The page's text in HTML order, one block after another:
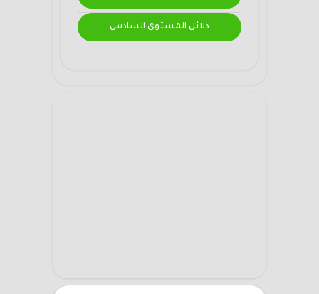
دلائل المستوى السادس